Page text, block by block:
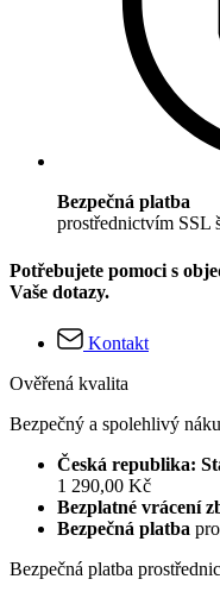
Bezpečná platba
prostřednictvím SSL
Potřebujete pomoci s
Vaše dotazy.
Kontakt
Ověřená kvalita
Bezpečný a spolehlivý
Česká republika:
1 290,00 Kč
Bezplatné vrácení
Bezpečná platba
Bezpečná platba